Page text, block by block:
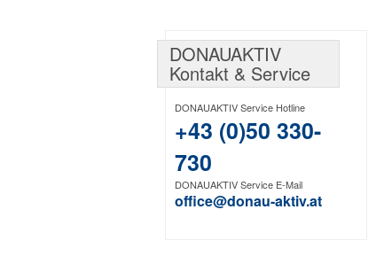
DONAUAKTIV
Kontakt & Service
DONAUAKTIV Service Hotline
+43 (0)50 330-
730
DONAUAKTIV Service E-Mail
office@donau-aktiv.at